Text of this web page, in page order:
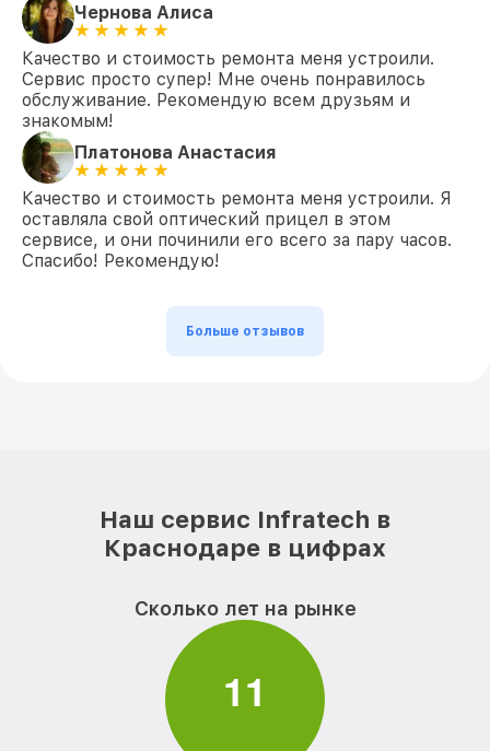
Чернова Алиса
Качество и стоимость ремонта меня устроили.
Сервис просто супер! Мне очень понравилось
обслуживание. Рекомендую всем друзьям и
знакомым!
Платонова Анастасия
Качество и стоимость ремонта меня устроили. Я
оставляла свой оптический прицел в этом
сервисе, и они починили его всего за пару часов.
Спасибо! Рекомендую!
Больше отзывов
Наш сервис Infratech в
Краснодаре в цифрах
Сколько лет на рынке
11